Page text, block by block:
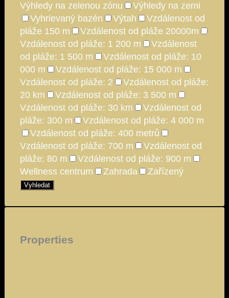
Výhledy na zelenou zónu
Výhledy na zemi
Vyhrievaný bazén
Výtah
Vzdálenost od
pláže 150 m
Vzdálenost od pláže 20000m
Vzdálenost od pláže: 1 200 m
Vzdálenost
od pláže: 1 500 m
Vzdálenost od pláže: 10
000 m
Vzdálenost od pláže: 15 000 m
Vzdálenost od pláže: 2
Vzdálenost od pláže:
20 km
Vzdálenost od pláže: 3 500 m
Vzdálenost od pláže: 30 km
Vzdálenost od
pláže: 300 m
Vzdálenost od pláže: 4 000 m
Vzdálenost od pláže: 400 metrů
Vzdálenost od pláže: 700 m
Vzdálenost od
pláže: 80 m
Vzdálenost od pláže: 900 m
Wellness centrum
Zahrada Zařízený
Vyhledat
Properties